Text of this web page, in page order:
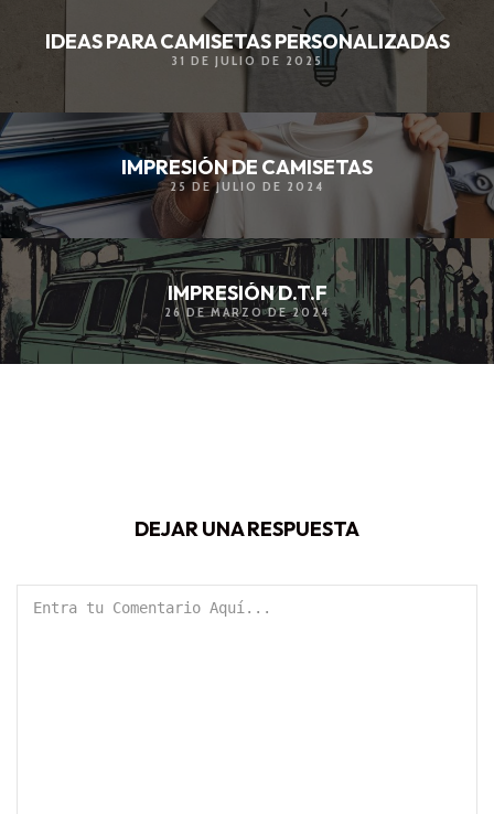
IDEAS PARA CAMISETAS PERSONALIZADAS
31 DE JULIO DE 2025
IMPRESIÓN DE CAMISETAS
25 DE JULIO DE 2024
IMPRESIÓN D.T.F
26 DE MARZO DE 2024
DEJAR UNA RESPUESTA